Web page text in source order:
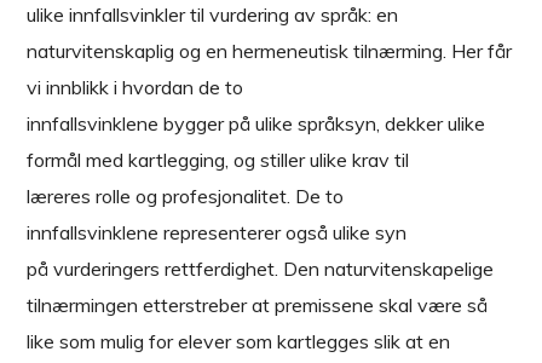
ulike innfallsvinkler til vurdering av språk: en
naturvitenskaplig og en hermeneutisk tilnærming. Her får
vi innblikk i hvordan de to
innfallsvinklene bygger på ulike språksyn, dekker ulike
formål med kartlegging, og stiller ulike krav til
læreres rolle og profesjonalitet. De to
innfallsvinklene representerer også ulike syn
på vurderingers rettferdighet. Den naturvitenskapelige
tilnærmingen etterstreber at premissene skal være så
like som mulig for elever som kartlegges slik at en